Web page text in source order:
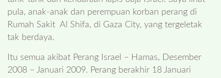
pula, anak-anak dan perempuan korban perang di
Rumah Sakit Al Shifa, di Gaza City, yang tergeletak
tak berdaya.
Itu semua akibat Perang Israel – Hamas, Desember
2008 – Januari 2009. Perang berakhir 18 Januari